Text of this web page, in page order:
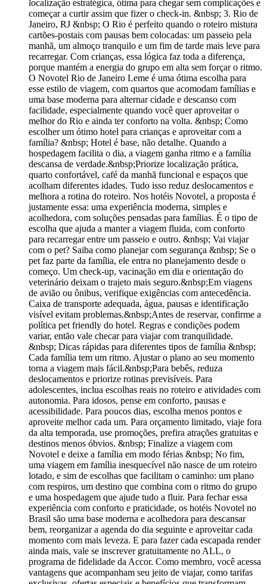
localização estratégica, ótima para chegar sem complicações e
começar a curtir assim que fizer o check-in. &nbsp; 3. Rio de
Janeiro, RJ &nbsp; O Rio é perfeito quando o roteiro mistura
cartões-postais com pausas bem colocadas: um passeio pela
manhã, um almoço tranquilo e um fim de tarde mais leve para
recarregar. Com crianças, essa lógica faz toda a diferença,
porque mantém a energia do grupo em alta sem forçar o ritmo.
O Novotel Rio de Janeiro Leme é uma ótima escolha para
esse estilo de viagem, com quartos que acomodam famílias e
uma base moderna para alternar cidade e descanso com
facilidade, especialmente quando você quer aproveitar o
melhor do Rio e ainda ter conforto na volta. &nbsp; Como
escolher um ótimo hotel para crianças e aproveitar com a
família? &nbsp; Hotel é base, não detalhe. Quando a
hospedagem facilita o dia, a viagem ganha ritmo e a família
descansa de verdade.&nbsp;Priorize localização prática,
quarto confortável, café da manhã funcional e espaços que
acolham diferentes idades. Tudo isso reduz deslocamentos e
melhora a rotina do roteiro. Nos hotéis Novotel, a proposta é
justamente essa: uma experiência moderna, simples e
acolhedora, com soluções pensadas para famílias. É o tipo de
escolha que ajuda a manter a viagem fluida, com conforto
para recarregar entre um passeio e outro. &nbsp; Vai viajar
com o pet? Saiba como planejar com segurança &nbsp; Se o
pet faz parte da família, ele entra no planejamento desde o
começo. Um check-up, vacinação em dia e orientação do
veterinário deixam o trajeto mais seguro.&nbsp;Em viagens
de avião ou ônibus, verifique exigências com antecedência.
Caixa de transporte adequada, água, pausas e identificação
visível evitam problemas.&nbsp;Antes de reservar, confirme a
política pet friendly do hotel. Regras e condições podem
variar, então vale checar para viajar com tranquilidade.
&nbsp; Dicas rápidas para diferentes tipos de família &nbsp;
Cada família tem um ritmo. Ajustar o plano ao seu momento
torna a viagem mais fácil.&nbsp;Para bebês, reduza
deslocamentos e priorize rotinas previsíveis. Para
adolescentes, inclua escolhas reais no roteiro e atividades com
autonomia. Para idosos, pense em conforto, pausas e
acessibilidade. Para poucos dias, escolha menos pontos e
aproveite melhor cada um. Para orçamento limitado, viaje fora
da alta temporada, use promoções, prefira atrações gratuitas e
destinos menos óbvios. &nbsp; Finalize a viagem com
Novotel e deixe a família em modo férias &nbsp; No fim,
uma viagem em família inesquecível não nasce de um roteiro
lotado, e sim de escolhas que facilitam o caminho: um plano
com respiros, um destino que combina com o ritmo do grupo
e uma hospedagem que ajude tudo a fluir. Para fechar essa
experiência com conforto e praticidade, os hotéis Novotel no
Brasil são uma base moderna e acolhedora para descansar
bem, reorganizar a agenda do dia seguinte e aproveitar cada
momento com mais leveza. E para fazer cada escapada render
ainda mais, vale se inscrever gratuitamente no ALL, o
programa de fidelidade da Accor. Como membro, você acessa
vantagens que acompanham seu jeito de viajar, como tarifas